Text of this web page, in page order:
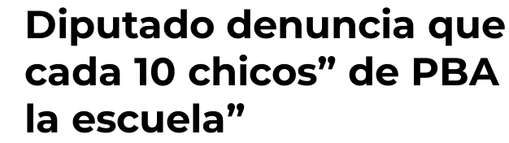
Diputado denuncia
cada 10 chicos” de
la escuela”